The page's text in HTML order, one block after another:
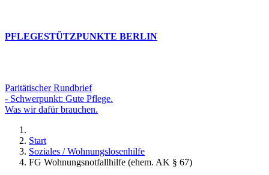
PFLEGESTÜTZPUNKTE BERLIN
Paritätischer Rundbrief
- Schwerpunkt: Gute Pflege.
Was wir dafür brauchen.
Start
Soziales / Wohnungslosenhilfe
FG Wohnungsnotfallhilfe (ehem. AK § 67)